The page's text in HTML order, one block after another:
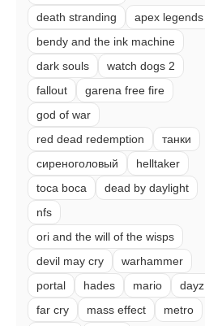
death stranding
apex legends
bendy and the ink machine
dark souls
watch dogs 2
fallout
garena free fire
god of war
red dead redemption
танки
сиреноголовый
helltaker
toca boca
dead by daylight
nfs
ori and the will of the wisps
devil may cry
warhammer
portal
hades mario
dayz
far cry
mass effect
metro